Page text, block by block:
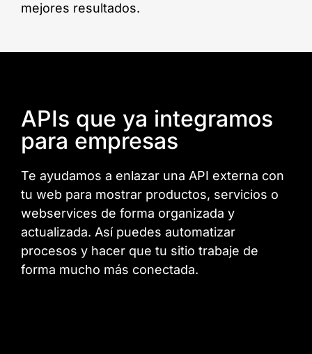
mejores resultados.
APIs que ya integramos
para empresas
Te ayudamos a enlazar una API externa con
tu web para mostrar productos, servicios o
webservices de forma organizada y
actualizada. Así puedes automatizar
procesos y hacer que tu sitio trabaje de
forma mucho más conectada.